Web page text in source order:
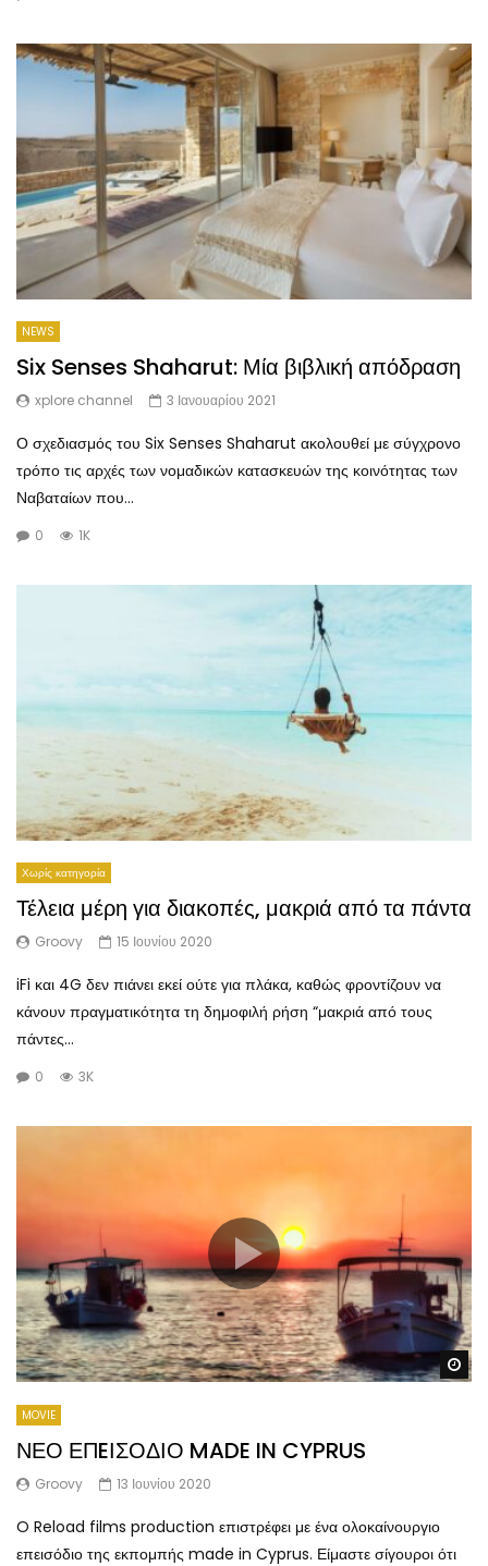
NEWS
Six Senses Shaharut: Μία βιβλική απόδραση
xplore channel 3 Ιανουαρίου 2021
Ο σχεδιασμός του Six Senses Shaharut ακολουθεί με σύγχρονο
τρόπο τις αρχές των νομαδικών κατασκευών της κοινότητας των
Ναβαταίων που...
0 1K
Χωρίς κατηγορία
Τέλεια μέρη για διακοπές, μακριά από τα πάντα
Groovy 15 Ιουνίου 2020
iFi και 4G δεν πιάνει εκεί ούτε για πλάκα, καθώς φροντίζουν να
κάνουν πραγματικότητα τη δημοφιλή ρήση “μακριά από τους
πάντες...
0 3K
MOVIE
ΝΕΟ ΕΠEΙΣΟΔΙΟ MADE IN CYPRUS
Groovy 13 Ιουνίου 2020
O Reload films production επιστρέφει με ένα ολοκαίνουργιο
επεισόδιο της εκπομπής made in Cyprus. Είμαστε σίγουροι ότι